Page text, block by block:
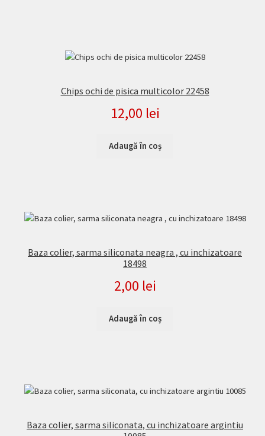
Chips ochi de pisica multicolor 22458
12,00 lei
Adaugă în coș
Baza colier, sarma siliconata neagra , cu inchizatoare
18498
2,00 lei
Adaugă în coș
Baza colier, sarma siliconata, cu inchizatoare argintiu